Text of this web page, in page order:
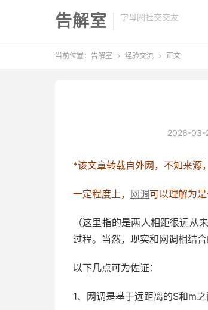
告解室 字母圈社交交友
当前位置： 告解室  经验交流  正文
2026-03-
*该文章转载自外网，不知来源
一定程度上， 网调可以理解为
（这里指的是两人相距很远
过程。当然，现实和网调相结
以下几点可为佐证：
1、网调是基于远距离的S和m